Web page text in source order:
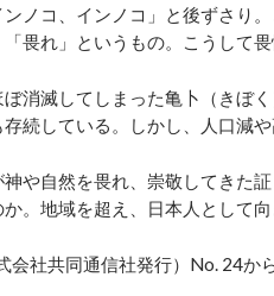
ノコ、インノコ」と後ずさり
畏れ」というもの。こうして
消滅してしまった亀卜（きぼ
続している。しかし、人口減
や自然を畏れ、崇敬してきた
。地域を超え、日本人として
会社共同通信社発行）No. 24か